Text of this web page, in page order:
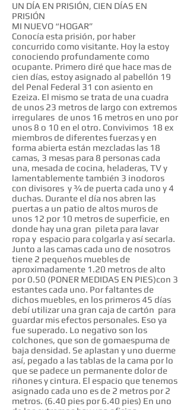
UN DÍA EN PRISIÓN, CIEN DÍAS EN
PRISIÓN
MI NUEVO “HOGAR”
Conocía esta prisión, por haber
concurrido como visitante. Hoy la estoy
conociendo profundamente como
ocupante. Primero diré que hace mas de
cien días, estoy asignado al pabellón 19
del Penal Federal 31 con asiento en
Ezeiza. El mismo se trata de una cuadra
de unos 23 metros de largo con extremos
irregulares de unos 16 metros en uno por
unos 8 o 10 en el otro. Convivimos 18 ex
miembros de diferentes fuerzas y en
forma abierta están mezcladas las 18
camas, 3 mesas para 8 personas cada
una, mesada de cocina, heladeras, TV y
lamentablemente también 3 inodoros
con divisores y ¾ de puerta cada uno y 4
duchas. Durante el día nos abren las
puertas a un patio de altos muros de
unos 12 por 10 metros de superficie, en
donde hay una gran pileta para lavar
ropa y espacio para colgarla y así secarla.
Junto a las camas cada uno de nosotros
tiene 2 pequeños muebles de
aproximadamente 1.20 metros de alto
por 0.50 (PONER MEDIDAS EN PIES)con 3
estantes cada uno. Por faltantes de
dichos muebles, en los primeros 45 días
debí utilizar una gran caja de cartón para
guardar mis efectos personales. Eso ya
fue superado. Lo negativo son los
colchones, que son de gomaespuma de
baja densidad. Se aplastan y uno duerme
así, pegado a las tablas de la cama por lo
que se padece un permanente dolor de
riñones y cintura. El espacio que tenemos
asignado cada uno es de 2 metros por 2
metros. (6.40 pies por 6.40 pies) En uno